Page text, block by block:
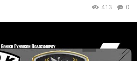
0
413